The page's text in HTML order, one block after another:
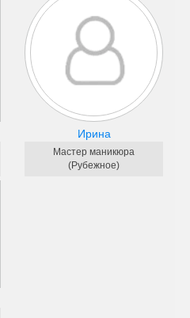
Ирина
Мастер маникюра
(Рубежное)